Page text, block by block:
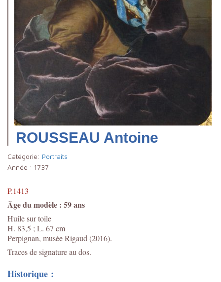
ROUSSEAU Antoine
Catégorie: Portraits
Année : 1737
P.1413
Âge du modèle : 59 ans
Huile sur toile
H. 83,5 ; L. 67 cm
Perpignan, musée Rigaud (2016).
Traces de signature au dos.
Historique :